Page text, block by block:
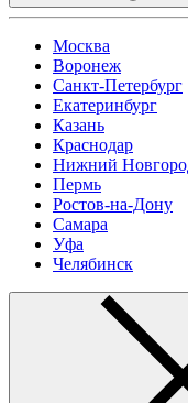
Москва
Воронеж
Санкт-Петербург
Екатеринбург
Казань
Краснодар
Нижний
Пермь
Ростов-на-Дону
Самара
Уфа
Челябинск